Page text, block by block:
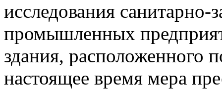
исследования
промышленных
здания, расположенного
настоящее время мера